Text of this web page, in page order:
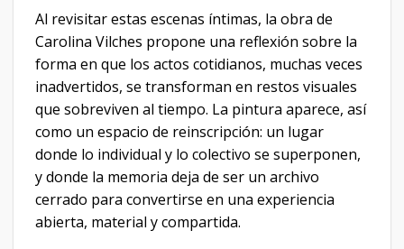
Al revisitar estas escenas íntimas, la obra de
Carolina Vilches propone una reflexión sobre la
forma en que los actos cotidianos, muchas veces
inadvertidos, se transforman en restos visuales
que sobreviven al tiempo. La pintura aparece, así
como un espacio de reinscripción: un lugar
donde lo individual y lo colectivo se superponen,
y donde la memoria deja de ser un archivo
cerrado para convertirse en una experiencia
abierta, material y compartida.